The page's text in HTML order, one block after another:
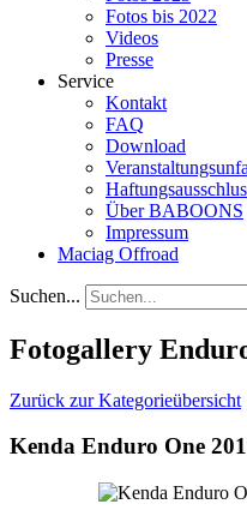
Fotos bis 2022
Videos
Presse
Service
Kontakt
FAQ
Download
Über BABOONS
Impressum
Maciag Offroad
Suchen...
Fotogallery
Zurück zur Kategorieübersicht
Kenda Enduro One